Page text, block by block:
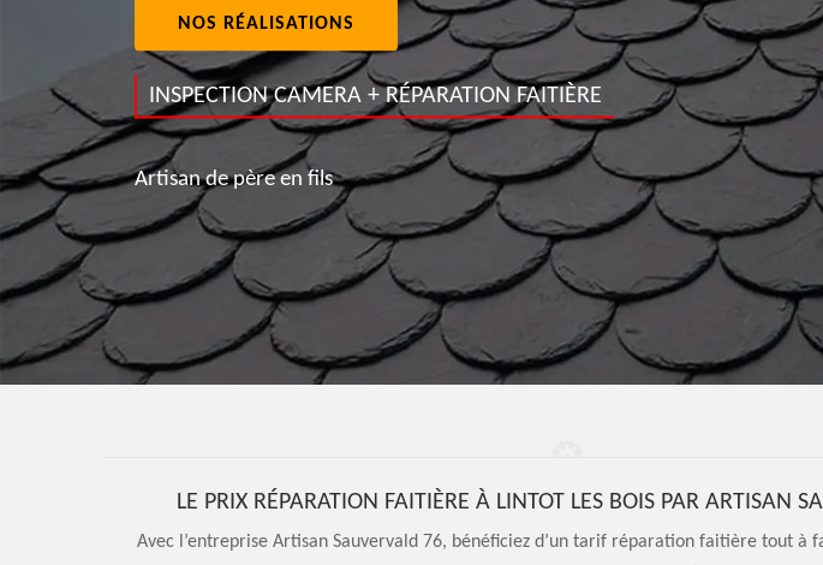
NOS RÉALISATIONS
INSPECTION CAMERA + RÉPARATION FAITIÈRE
Artisan de père en fils
LE PRIX RÉPARATION FAITIÈRE À LINTOT LES BOIS PAR ARTISAN
Avec l’entreprise Artisan Sauvervald 76, bénéficiez d’un tarif réparation faitière tout à